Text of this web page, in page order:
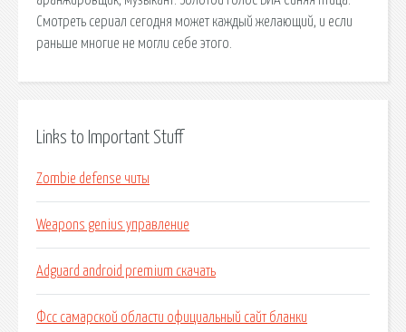
Смотреть сериал сегодня может каждый желающий, и если
раньше многие не могли себе этого.
Links to Important Stuff
Zombie defense читы
Weapons genius управление
Adguard android premium скачать
Фсс самарской области официальный сайт бланки